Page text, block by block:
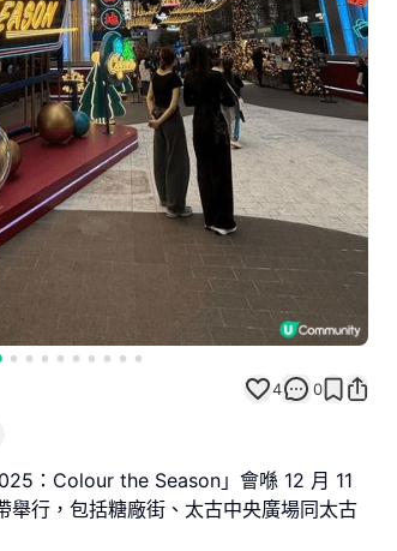
4 0
：Colour the Season」會喺 12 月 11
舉行，包括糖廠街、太古中央廣場同太古